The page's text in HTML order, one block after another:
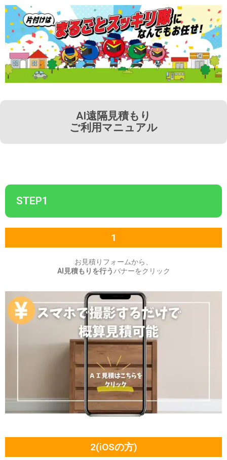
AI遠隔見積もり
ご利用マニュアル
STEP1
1
お見積りフォームから、
AI見積もりを行うバナーをクリック
2(iOSの方)